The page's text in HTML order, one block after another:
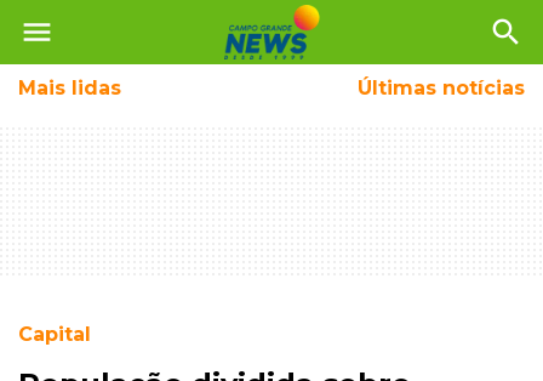
menu search
Mais lidas Últimas notícias
Capital